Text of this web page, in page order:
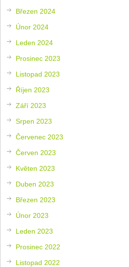
Březen 2024
Únor 2024
Leden 2024
Prosinec 2023
Listopad 2023
Říjen 2023
Září 2023
Srpen 2023
Červenec 2023
Červen 2023
Květen 2023
Duben 2023
Březen 2023
Únor 2023
Leden 2023
Prosinec 2022
Listopad 2022